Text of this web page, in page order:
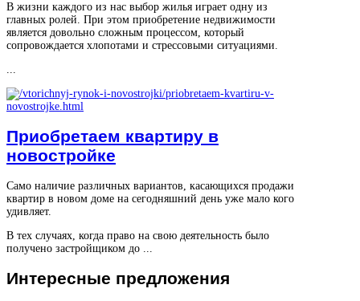
В жизни каждого из нас выбор жилья играет одну из
главных ролей. При этом приобретение недвижимости
является довольно сложным процессом, который
сопровождается хлопотами и стрессовыми ситуациями.
...
Приобретаем квартиру в
новостройке
Само наличие различных вариантов, касающихся продажи
квартир в новом доме на сегодняшний день уже мало кого
удивляет.
В тех случаях, когда право на свою деятельность было
получено застройщиком до ...
Интересные предложения